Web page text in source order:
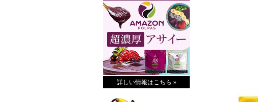
詳しい情報はこちら »